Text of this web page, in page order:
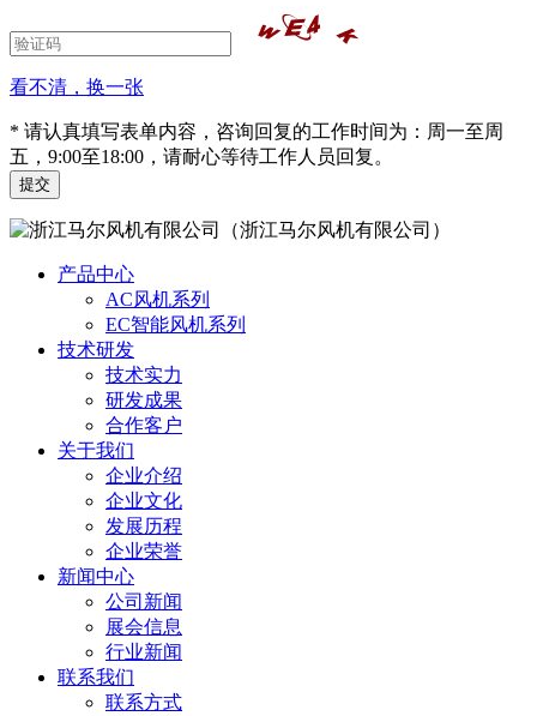
看不清，换一张
* 请认真填写表单内容，咨询回复的工作时间为：周一至周
五，9:00至18:00，请耐心等待工作人员回复。
（浙江马尔风机有限公司）
产品中心
AC风机系列
EC智能风机系列
技术研发
技术实力
研发成果
合作客户
关于我们
企业介绍
企业文化
发展历程
企业荣誉
新闻中心
公司新闻
展会信息
行业新闻
联系我们
联系方式